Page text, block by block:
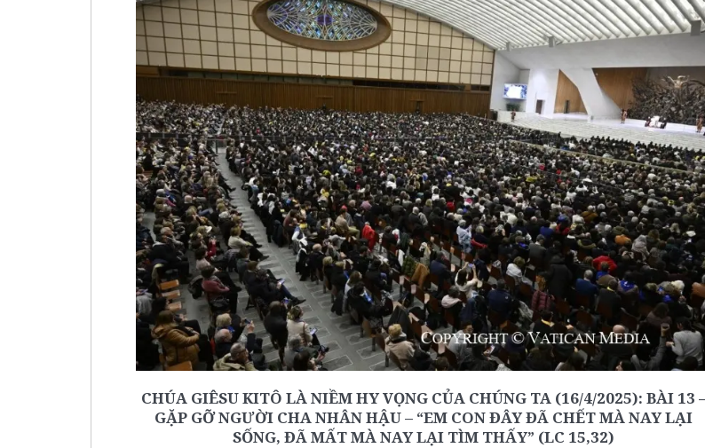
CHÚA GIÊSU KITÔ LÀ NIỀM HY VỌNG CỦA CHÚNG TA (16/4/2025): BÀI 13
GẶP GỠ NGƯỜI CHA NHÂN HẬU – “EM CON ĐÂY ĐÃ CHẾT MÀ NAY LẠI
SỐNG, ĐÃ MẤT MÀ NAY LẠI TÌM THẤY” (LC 15,32)